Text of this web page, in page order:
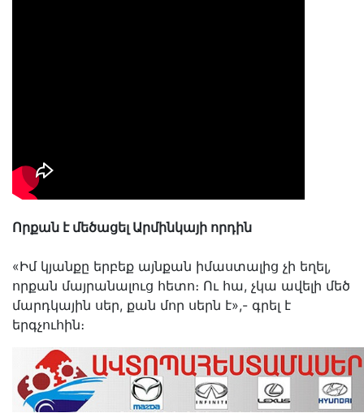
Որքան է մեծացել Արմինկայի որդին
«Իմ կյանքը երբեք այնքան իմաստալից չի եղել,
որքան մայրանալուց հետո։ Ու հա, չկա ավելի մեծ
մարդկային սեր, քան մոր սերն է»,- գրել է
երգչուհին։